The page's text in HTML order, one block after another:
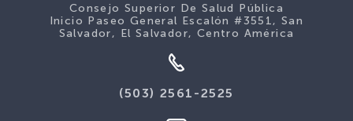
Consejo Superior De Salud Pública
Inicio Paseo General Escalón #3551, San
Salvador, El Salvador, Centro América
(503) 2561-2525